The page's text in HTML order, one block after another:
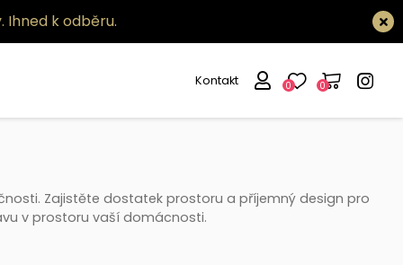
Ihned k odběru.
Kontakt 0 0
Zajistěte dostatek prostoru a příjemný design pro
v prostoru vaší domácnosti.